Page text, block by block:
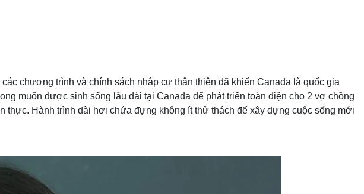
chương trình và chính sách nhập cư thân thiện đã khiến Canada là quốc gia
muốn được sinh sống lâu dài tại Canada để phát triển toàn diện cho 2 vợ chồng
thực. Hành trình dài hơi chứa đựng không ít thử thách để xây dựng cuộc sống mới